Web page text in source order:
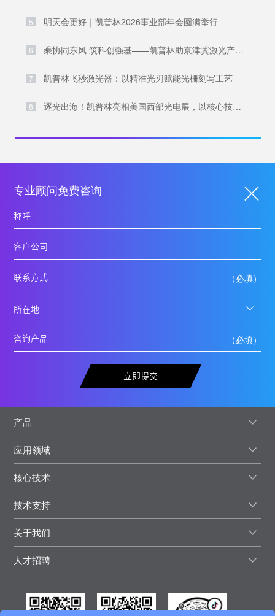
5 明天会更好｜凯普林2026事业部年会圆满举行
6 乘协同东风 筑科创强基——凯普林助京津冀激光产业共兴
7 凯普林飞秒激光器：以精准光刃赋能光栅刻写工艺
8 逐光出海！凯普林亮相美国西部光电展，以核心技术叩响国际大门
专业顾问免费咨询
立即提交
产品
应用领域
核心技术
技术支持
关于我们
人才招聘